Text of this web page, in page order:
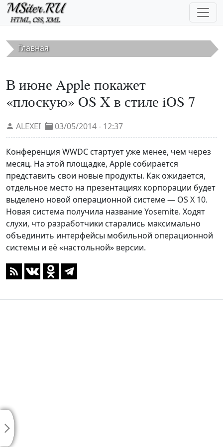
Перейти к основному содержанию
Главная
В июне Apple покажет
«плоскую» OS X в стиле iOS 7
ALEXEI 03/05/2014 - 12:37
Конференция WWDC стартует уже менее, чем через
месяц. На этой площадке, Apple собирается
представить свои новые продукты. Как ожидается,
отдельное место на презентациях корпорации будет
выделено новой операционной системе ― OS X 10.
Новая система получила название Yosemite. Ходят
слухи, что разработчики старались максимально
объединить интерфейсы мобильной операционной
системы и её «настольной» версии.